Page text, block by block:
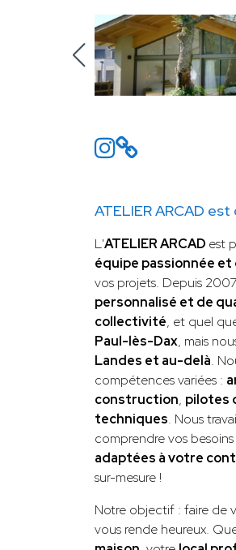
ATELIER ARCAD
L'ATELIER ARCAD est
équipe passionnée et
vos projets. Depuis
personnalisé et de
collectivité, et quel
Paul-lès-Dax, mais
Landes et au-delà.
compétences variées :
construction, pilotes
techniques. Nous
comprendre vos
adaptées à votre
sur-mesure !
Notre objectif : faire de
vous rende heureux.